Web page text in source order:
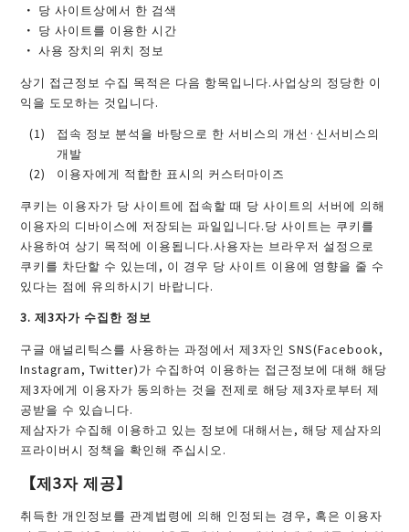
당 사이트상에서 한 검색
당 사이트를 이용한 시간
사용 장치의 위치 정보
상기 접근정보 수집 목적은 다음 항목입니다.사업상의 정당한 이
익을 도모하는 것입니다.
접속 정보 분석을 바탕으로 한 서비스의 개선·신서비스의
개발
이용자에게 적합한 표시의 커스터마이즈
쿠키는 이용자가 당 사이트에 접속할 때 당 사이트의 서버에 의해
이용자의 디바이스에 저장되는 파일입니다.당 사이트는 쿠키를
사용하여 상기 목적에 이용됩니다.사용자는 브라우저 설정으로
쿠키를 차단할 수 있는데, 이 경우 당 사이트 이용에 영향을 줄 수
있다는 점에 유의하시기 바랍니다.
3. 제3자가 수집한 정보
구글 애널리틱스를 사용하는 과정에서 제3자인 SNS(Facebook,
Instagram, Twitter)가 수집하여 이용하는 접근정보에 대해 해당
제3자에게 이용자가 동의하는 것을 전제로 해당 제3자로부터 제
공받을 수 있습니다.
제삼자가 수집해 이용하고 있는 정보에 대해서는, 해당 제삼자의
프라이버시 정책을 확인해 주십시오.
【제3자 제공】
취득한 개인정보를 관계법령에 의해 인정되는 경우, 혹은 이용자